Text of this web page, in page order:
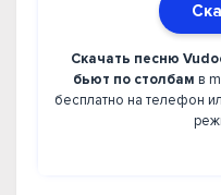
Скачать песню
бьют по столбам в
бесплатно на телефон